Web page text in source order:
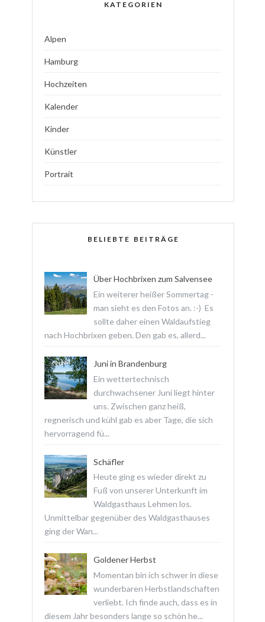
KATEGORIEN
Alpen
Hamburg
Hochzeiten
Kalender
Kinder
Künstler
Portrait
BELIEBTE BEITRÄGE
Über Hochbrixen zum Salvensee
Ein weiterer heißer Sommertag -
man sieht es den Fotos an. :-) Es
sollte daher einen Waldaufstieg
nach Hochbrixen geben. Den gab es, allerd...
Juni in Brandenburg
Ein wettertechnisch
durchwachsener Juni liegt hinter
uns. Zwischen ganz heiß,
regnerisch und kühl gab es aber Tage, die sich
hervorragend fü...
Schäfler
Heute ging es wieder direkt zu
Fuß von unserer Unterkunft im
Waldgasthaus Lehmen los.
Unmittelbar gegenüber des Waldgasthauses
ging der Wan...
Goldener Herbst
Momentan bin ich schwer in diese
wunderbaren Herbstlandschaften
verliebt. Ich finde auch, dass es in
diesem Jahr besonders lange so schön he...